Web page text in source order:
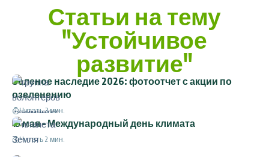
Статьи на тему
"Устойчивое
развитие"
Зеленое наследие 2026: фотоотчет с акции по
озеленению
Читать 3 мин.
15 мая – Международный день климата
Читать 2 мин.